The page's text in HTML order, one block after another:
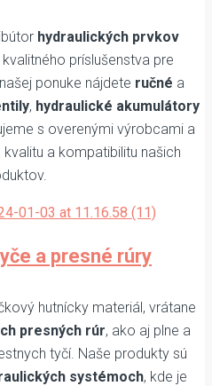
hydraulických prvkov
príslušenstva pre
ponuke nájdete ručné a
, hydraulické akumulátory
s overenými výrobcami a
a kompatibilitu našich
a presné rúry
hutnícky materiál, vrátane
presných rúr, ako aj plne a
tyčí. Naše produkty sú
systémoch, kde je